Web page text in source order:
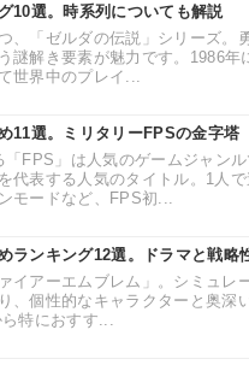
10選。時系列についても解説
、「ゼルダの伝説」シリーズ。
謎解き要素が魅力です。1986年
世界中のプレイ...
11選。ミリタリーFPSの金字塔
FPS」は人気のゲームジャン
代表する人気のタイトル。1人
モードなど、FPS初...
ランキング12選。ドラマと戦略
イアーエムブレム」。シミュレ
、個性的なキャラクターと奥深
特におすす...